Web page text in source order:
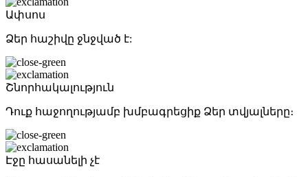
Ափսոս
Ձեր հաշիվը ջնջված է:
Շնորհակալություն
Դուք հաջողությամբ խմբագրեցիք Ձեր տվյալները։
Էջը հասանելի չէ